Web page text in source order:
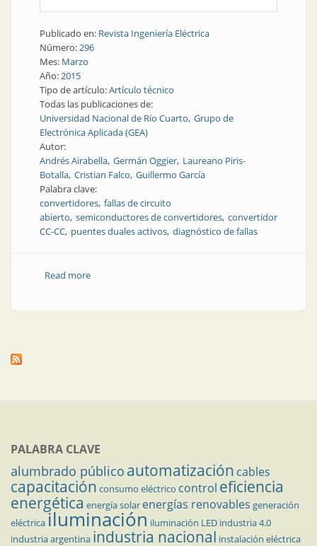
Publicado en: Revista Ingeniería Eléctrica
Número:296
Mes: Marzo
Año:2015
Tipo de artículo:Artículo técnico
Todas las publicaciones de:
Universidad Nacional de Río Cuarto Grupo de
Electrónica Aplicada (GEA)
Autor:
Andrés Airabella Germán Oggier Laureano Piris-
Botalla Cristian Falco Guillermo García
Palabra clave:
convertidores fallas de circuito
abierto semiconductores de convertidores convertidor
CC-CC puentes duales activos diagnóstico de fallas
Read moreabout Nota técnica | Estrategia de detección de fallas
PALABRA CLAVE
alumbrado público automatización cables
capacitación consumo eléctrico control eficiencia
energética energía solar energías renovables generación
eléctricailuminación iluminación LED industria 4.0
industria argentina industria nacional instalación eléctrica